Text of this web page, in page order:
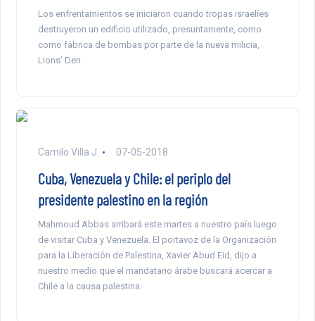
Los enfrentamientos se iniciaron cuando tropas israelíes
destruyeron un edificio utilizado, presuntamente, como
como fábrica de bombas por parte de la nueva milicia,
Lions’ Den.
Camilo Villa J. 07-05-2018
Cuba, Venezuela y Chile: el periplo del
presidente palestino en la región
Mahmoud Abbas arribará este martes a nuestro país luego
de visitar Cuba y Venezuela. El portavoz de la Organización
para la Liberación de Palestina, Xavier Abud Eid, dijo a
nuestro medio que el mandatario árabe buscará acercar a
Chile a la causa palestina.